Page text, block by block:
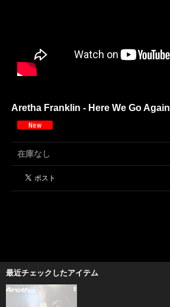
Aretha Franklin - Here We Go
在庫なし
最近チェックしたアイテム